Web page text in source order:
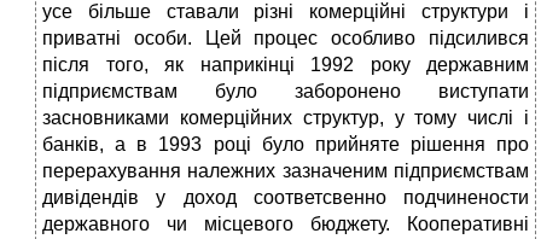
усе більше ставали різні комерційні структури і
приватні особи. Цей процес особливо підсилився
після того, як наприкінці 1992 року державним
підприємствам було заборонено виступати
засновниками комерційних структур, у тому числі і
банків, а в 1993 році було прийняте рішення про
перерахування належних зазначеним підприємствам
дивідендів у доход соответсвенно подчинености
державного чи місцевого бюджету. Кооперативні